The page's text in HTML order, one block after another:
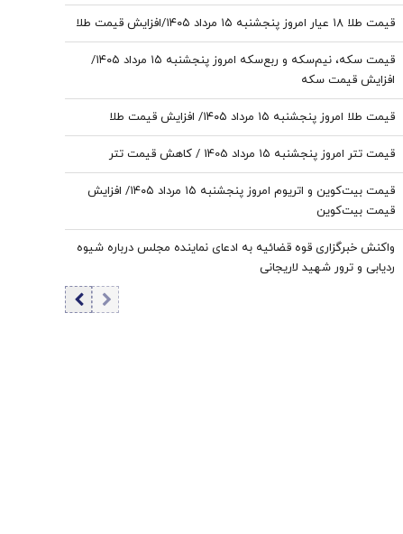
قیمت طلا ۱۸ عیار امروز پنجشنبه ۱۵ مرداد ۱۴۰۵/افزایش قیمت طلا
قیمت سکه، نیم‌سکه و ربع‌سکه امروز پنجشنبه ۱۵ مرداد ۱۴۰۵/
افزایش قیمت سکه
قیمت طلا امروز پنجشنبه ۱۵ مرداد ۱۴۰۵/ افزایش قیمت طلا
قیمت تتر امروز پنجشنبه ۱۵ مرداد 1405 / کاهش قیمت تتر
قیمت بیت‌کوین و اتریوم امروز پنجشنبه ۱۵ مرداد ۱۴۰۵/ افزایش
قیمت بیت‌کوین
واکنش خبرگزاری قوه قضائیه به ادعای نماینده مجلس درباره شیوه
ردیابی و ترور شهید لاریجانی